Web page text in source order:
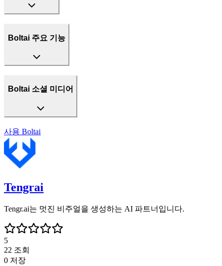
Boltai 주요 기능
Boltai 소셜 미디어
사용 Boltai
Tengrai
Tengr.ai는 멋진 비주얼을 생성하는 AI 파트너입니다.
5
22 조회
0 저장